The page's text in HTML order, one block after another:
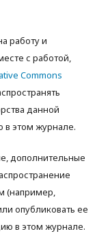
работу и
с работой,
Commons
данной
в этом журнале.
дополнительные
(например,
опубликовать ее
в этом журнале.